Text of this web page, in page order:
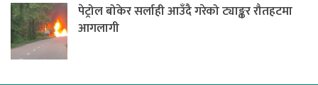
पेट्रोल बोकेर सर्लाही आउँदै गरेको ट्याङ्कर रौतहटमा
आगलागी